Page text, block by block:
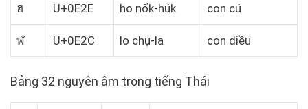
ฮ U+0E2E ho nốk-húk con cú
ฬ U+0E2C lo chụ-la con diều
Bảng 32 nguyên âm trong tiếng Thái